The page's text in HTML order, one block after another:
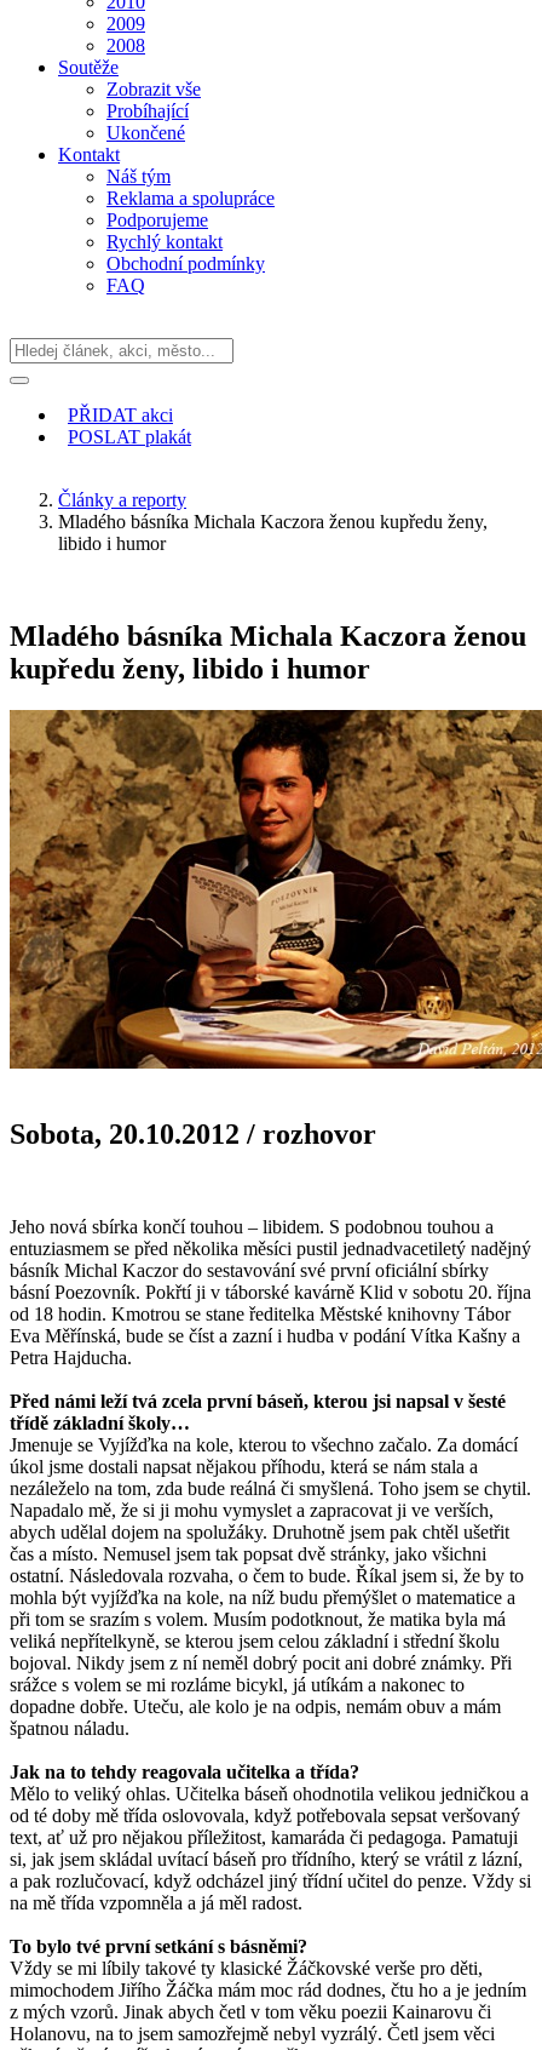
2009
2008
Soutěže
Zobrazit vše
Probíhající
Ukončené
Kontakt
Náš tým
Reklama a spolupráce
Podporujeme
Rychlý kontakt
Obchodní podmínky
FAQ
PŘIDAT akci
POSLAT plakát
Články a reporty
Mladého básníka Michala Kaczora ženou kupředu ženy,
libido i humor
Mladého básníka Michala Kaczora ženou
kupředu ženy, libido i humor
Sobota, 20.10.2012 / rozhovor
Jeho nová sbírka končí touhou – libidem. S podobnou touhou a
entuziasmem se před několika měsíci pustil jednadvacetiletý nadějný
básník Michal Kaczor do sestavování své první oficiální sbírky
básní Poezovník. Pokřtí ji v táborské kavárně Klid v sobotu 20. října
od 18 hodin. Kmotrou se stane ředitelka Městské knihovny Tábor
Eva Měřínská, bude se číst a zazní i hudba v podání Vítka Kašny a
Petra Hajducha.
Před námi leží tvá zcela první báseň, kterou jsi napsal v šesté
třídě základní školy…
Jmenuje se Vyjížďka na kole, kterou to všechno začalo. Za domácí
úkol jsme dostali napsat nějakou příhodu, která se nám stala a
nezáleželo na tom, zda bude reálná či smyšlená. Toho jsem se chytil.
Napadalo mě, že si ji mohu vymyslet a zapracovat ji ve verších,
abych udělal dojem na spolužáky. Druhotně jsem pak chtěl ušetřit
čas a místo. Nemusel jsem tak popsat dvě stránky, jako všichni
ostatní. Následovala rozvaha, o čem to bude. Říkal jsem si, že by to
mohla být vyjížďka na kole, na níž budu přemýšlet o matematice a
při tom se srazím s volem. Musím podotknout, že matika byla má
veliká nepřítelkyně, se kterou jsem celou základní i střední školu
bojoval. Nikdy jsem z ní neměl dobrý pocit ani dobré známky. Při
srážce s volem se mi rozláme bicykl, já utíkám a nakonec to
dopadne dobře. Uteču, ale kolo je na odpis, nemám obuv a mám
špatnou náladu.
Jak na to tehdy reagovala učitelka a třída?
Mělo to veliký ohlas. Učitelka báseň ohodnotila velikou jedničkou a
od té doby mě třída oslovovala, když potřebovala sepsat veršovaný
text, ať už pro nějakou příležitost, kamaráda či pedagoga. Pamatuji
si, jak jsem skládal uvítací báseň pro třídního, který se vrátil z lázní,
a pak rozlučovací, když odcházel jiný třídní učitel do penze. Vždy si
na mě třída vzpomněla a já měl radost.
To bylo tvé první setkání s básněmi?
Vždy se mi líbily takové ty klasické Žáčkovské verše pro děti,
mimochodem Jiřího Žáčka mám moc rád dodnes, čtu ho a je jedním
z mých vzorů. Jinak abych četl v tom věku poezii Kainarovu či
Holanovu, na to jsem samozřejmě nebyl vyzrálý. Četl jsem věci